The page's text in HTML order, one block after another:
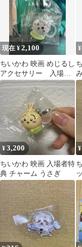
現在 ¥2,100
ちいかわ 映画 めじるし
アクセサリー 入場特
典
¥
¥3,200
ちいかわ 映画 入場者特
典 チャーム うさぎ
¥